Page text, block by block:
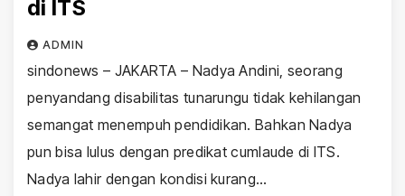
di ITS
ADMIN
sindonews – JAKARTA – Nadya Andini, seorang
penyandang disabilitas tunarungu tidak kehilangan
semangat menempuh pendidikan. Bahkan Nadya
pun bisa lulus dengan predikat cumlaude di ITS.
Nadya lahir dengan kondisi kurang…